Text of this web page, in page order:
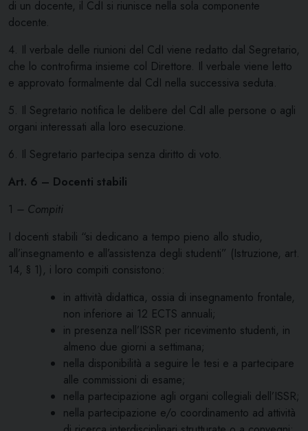
di un docente, il CdI si riunisce nella sola componente
docente.
4. Il verbale delle riunioni del CdI viene redatto dal Segretario,
che lo controfirma insieme col Direttore. Il verbale viene letto
e approvato formalmente dal CdI nella successiva seduta.
5. Il Segretario notifica le delibere del CdI alle persone o agli
organi interessati alla loro esecuzione.
6. Il Segretario partecipa senza diritto di voto.
Art. 6 – Docenti stabili
1 – Compiti
I docenti stabili “si dedicano a tempo pieno allo studio,
all’insegnamento e all’assistenza degli studenti” (Istruzione, art.
14, § 1), i loro compiti consistono:
in attività didattica, ossia di insegnamento frontale,
non inferiore ai 12 ECTS annuali;
in presenza nell’ISSR per ricevimento studenti, in
almeno due giorni a settimana;
nella disponibilità a seguire le tesi e a partecipare
alle commissioni di esame;
nella partecipazione agli organi collegiali dell’ISSR;
nella partecipazione e/o coordinamento ad attività